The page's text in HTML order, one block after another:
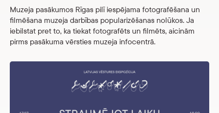
Muzeja pasākumos Rīgas pilī iespējama fotografēšana un
filmēšana muzeja darbības popularizēšanas nolūkos. Ja
iebilstat pret to, ka tiekat fotografēts un filmēts, aicinām
pirms pasākuma vērsties muzeja infocentrā.